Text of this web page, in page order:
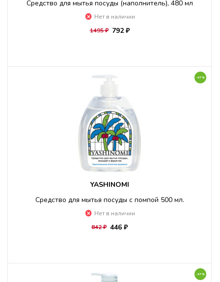
Средство для мытья посуды (наполнитель), 480 мл
Нет в наличии
1495 ₽ 792 ₽
-47%
YASHINOMI
Средство для мытья посуды с помпой 500 мл.
Нет в наличии
842 ₽ 446 ₽
-47%